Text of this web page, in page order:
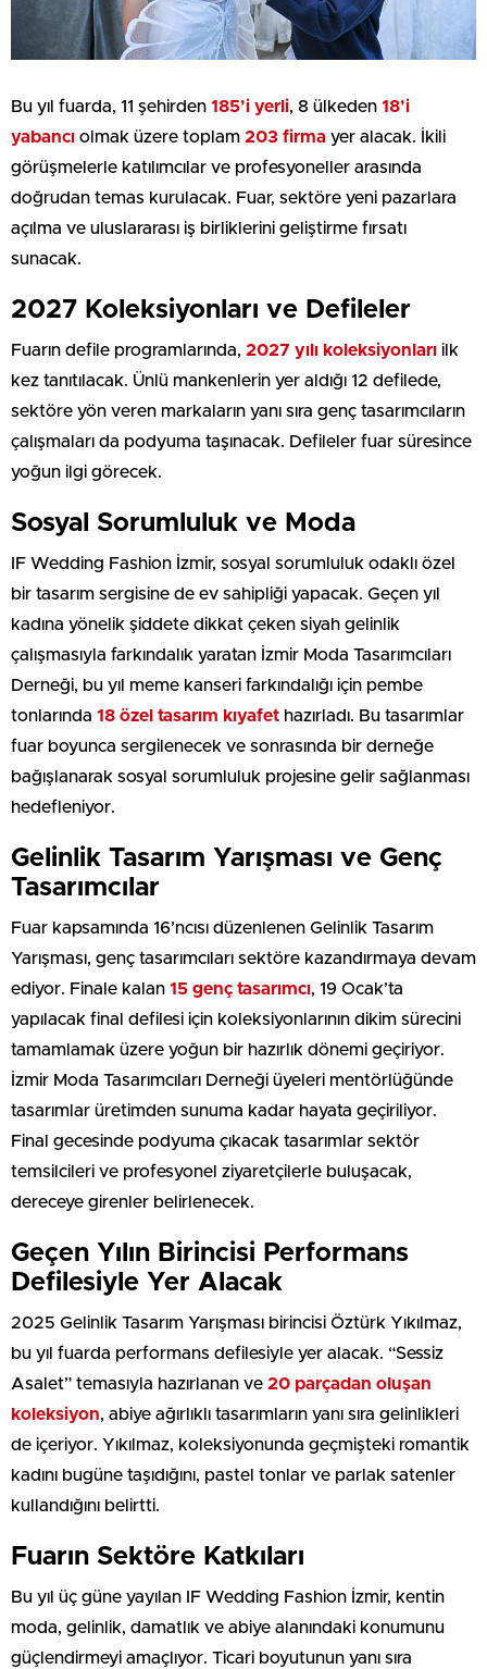
Bu yıl fuarda, 11 şehirden 185’i yerli, 8 ülkeden 18’i
yabancı olmak üzere toplam 203 firma yer alacak. İkili
görüşmelerle katılımcılar ve profesyoneller arasında
doğrudan temas kurulacak. Fuar, sektöre yeni pazarlara
açılma ve uluslararası iş birliklerini geliştirme fırsatı
sunacak.
2027 Koleksiyonları ve Defileler
Fuarın defile programlarında, 2027 yılı koleksiyonları ilk
kez tanıtılacak. Ünlü mankenlerin yer aldığı 12 defilede,
sektöre yön veren markaların yanı sıra genç tasarımcıların
çalışmaları da podyuma taşınacak. Defileler fuar süresince
yoğun ilgi görecek.
Sosyal Sorumluluk ve Moda
IF Wedding Fashion İzmir, sosyal sorumluluk odaklı özel
bir tasarım sergisine de ev sahipliği yapacak. Geçen yıl
kadına yönelik şiddete dikkat çeken siyah gelinlik
çalışmasıyla farkındalık yaratan İzmir Moda Tasarımcıları
Derneği, bu yıl meme kanseri farkındalığı için pembe
tonlarında 18 özel tasarım kıyafet hazırladı. Bu tasarımlar
fuar boyunca sergilenecek ve sonrasında bir derneğe
bağışlanarak sosyal sorumluluk projesine gelir sağlanması
hedefleniyor.
Gelinlik Tasarım Yarışması ve Genç
Tasarımcılar
Fuar kapsamında 16’ncısı düzenlenen Gelinlik Tasarım
Yarışması, genç tasarımcıları sektöre kazandırmaya devam
ediyor. Finale kalan 15 genç tasarımcı, 19 Ocak’ta
yapılacak final defilesi için koleksiyonlarının dikim sürecini
tamamlamak üzere yoğun bir hazırlık dönemi geçiriyor.
İzmir Moda Tasarımcıları Derneği üyeleri mentörlüğünde
tasarımlar üretimden sunuma kadar hayata geçiriliyor.
Final gecesinde podyuma çıkacak tasarımlar sektör
temsilcileri ve profesyonel ziyaretçilerle buluşacak,
dereceye girenler belirlenecek.
Geçen Yılın Birincisi Performans
Defilesiyle Yer Alacak
2025 Gelinlik Tasarım Yarışması birincisi Öztürk Yıkılmaz,
bu yıl fuarda performans defilesiyle yer alacak. “Sessiz
Asalet” temasıyla hazırlanan ve 20 parçadan oluşan
koleksiyon, abiye ağırlıklı tasarımların yanı sıra gelinlikleri
de içeriyor. Yıkılmaz, koleksiyonunda geçmişteki romantik
kadını bugüne taşıdığını, pastel tonlar ve parlak satenler
kullandığını belirtti.
Fuarın Sektöre Katkıları
Bu yıl üç güne yayılan IF Wedding Fashion İzmir, kentin
moda, gelinlik, damatlık ve abiye alanındaki konumunu
güçlendirmeyi amaçlıyor. Ticari boyutunun yanı sıra